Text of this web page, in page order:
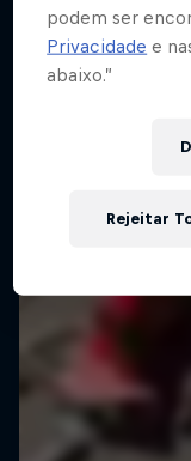
podem ser
Privacidade e
abaixo.”
Rejeitar